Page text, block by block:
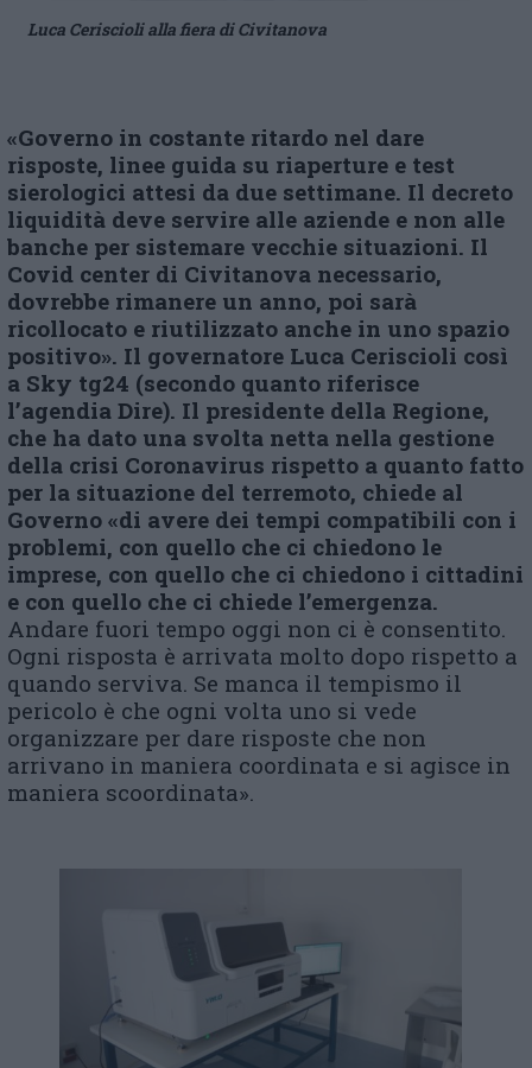
Luca Ceriscioli alla fiera di Civitanova
«Governo in costante ritardo nel dare
risposte, linee guida su riaperture e test
sierologici attesi da due settimane. Il decreto
liquidità deve servire alle aziende e non alle
banche per sistemare vecchie situazioni. Il
Covid center di Civitanova necessario,
dovrebbe rimanere un anno, poi sarà
ricollocato e riutilizzato anche in uno spazio
positivo». Il governatore Luca Ceriscioli così
a Sky tg24 (secondo quanto riferisce
l’agendia Dire). Il presidente della Regione,
che ha dato una svolta netta nella gestione
della crisi Coronavirus rispetto a quanto fatto
per la situazione del terremoto, chiede al
Governo «di avere dei tempi compatibili con i
problemi, con quello che ci chiedono le
imprese, con quello che ci chiedono i cittadini
e con quello che ci chiede l’emergenza.
Andare fuori tempo oggi non ci è consentito.
Ogni risposta è arrivata molto dopo rispetto a
quando serviva. Se manca il tempismo il
pericolo è che ogni volta uno si vede
organizzare per dare risposte che non
arrivano in maniera coordinata e si agisce in
maniera scoordinata».